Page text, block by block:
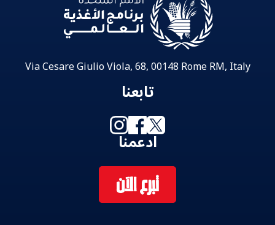
Via Cesare Giulio Viola, 68, 00148 Rome RM, Italy
تابعنا
ادعمنا
تبرع الآن